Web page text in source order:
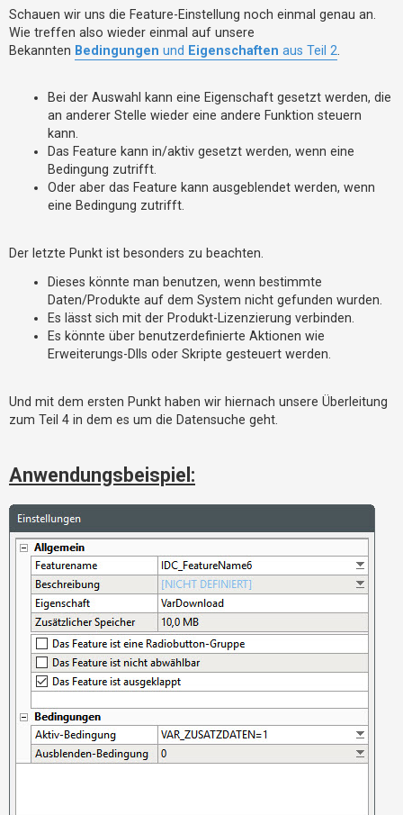
Schauen wir uns die Feature-Einstellung noch einmal genau an.
Wie treffen also wieder einmal auf unsere
Bekannten Bedingungen und Eigenschaften aus Teil 2
Bei der Auswahl kann eine Eigenschaft gesetzt werden, die
an anderer Stelle wieder eine andere Funktion steuern
kann.
Das Feature kann in/aktiv gesetzt werden, wenn eine
Bedingung zutrifft.
Oder aber das Feature kann ausgeblendet werden, wenn
eine Bedingung zutrifft.
Der letzte Punkt ist besonders zu beachten.
Dieses könnte man benutzen, wenn bestimmte
Daten/Produkte auf dem System nicht gefunden wurden.
Es lässt sich mit der Produkt-Lizenzierung verbinden.
Es könnte über benutzerdefinierte Aktionen wie
Erweiterungs-Dlls oder Skripte gesteuert werden.
Und mit dem ersten Punkt haben wir hiernach unsere Überleitung
zum Teil 4 in dem es um die Datensuche geht.
Anwendungsbeispiel: